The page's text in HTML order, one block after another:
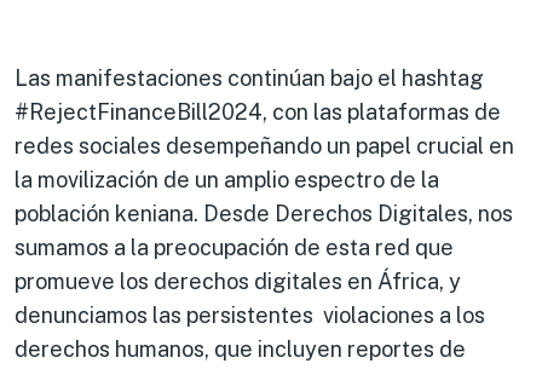
Las manifestaciones continúan bajo el hashtag
#RejectFinanceBill2024, con las plataformas de
redes sociales desempeñando un papel crucial en
la movilización de un amplio espectro de la
población keniana. Desde Derechos Digitales, nos
sumamos a la preocupación de esta red que
promueve los derechos digitales en África, y
denunciamos las persistentes violaciones a los
derechos humanos, que incluyen reportes de